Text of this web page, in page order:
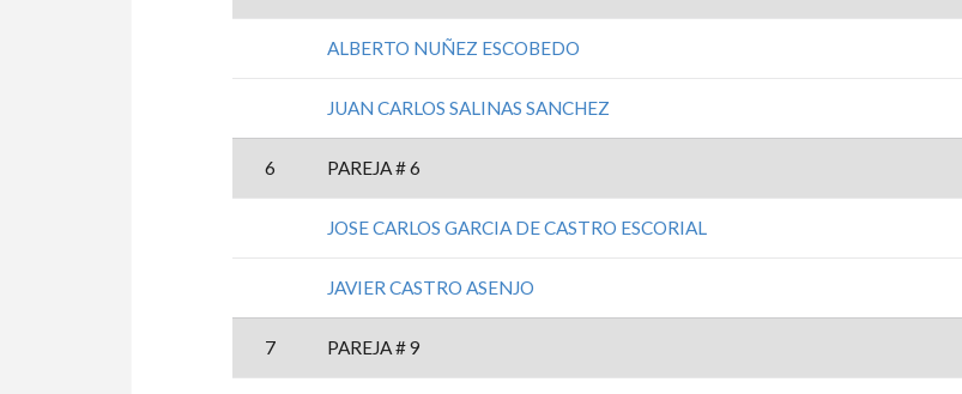
ALBERTO NUÑEZ ESCOBEDO
JUAN CARLOS SALINAS SANCHEZ
6 PAREJA # 6
JOSE CARLOS GARCIA DE CASTRO ESCORIAL
JAVIER CASTRO ASENJO
7 PAREJA # 9